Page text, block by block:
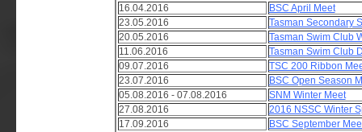
16.04.2016
BSC April Meet
23.05.2016
Tasman Secondary
20.05.2016
Tasman Swim Club
11.06.2016
Tasman Swim Club
09.07.2016
TSC 200 Ribbon
23.07.2016
BSC Open Season
05.08.2016 - 07.08.2016
SNM Winter Meet
27.08.2016
2016 NSSC Winter
17.09.2016
BSC September